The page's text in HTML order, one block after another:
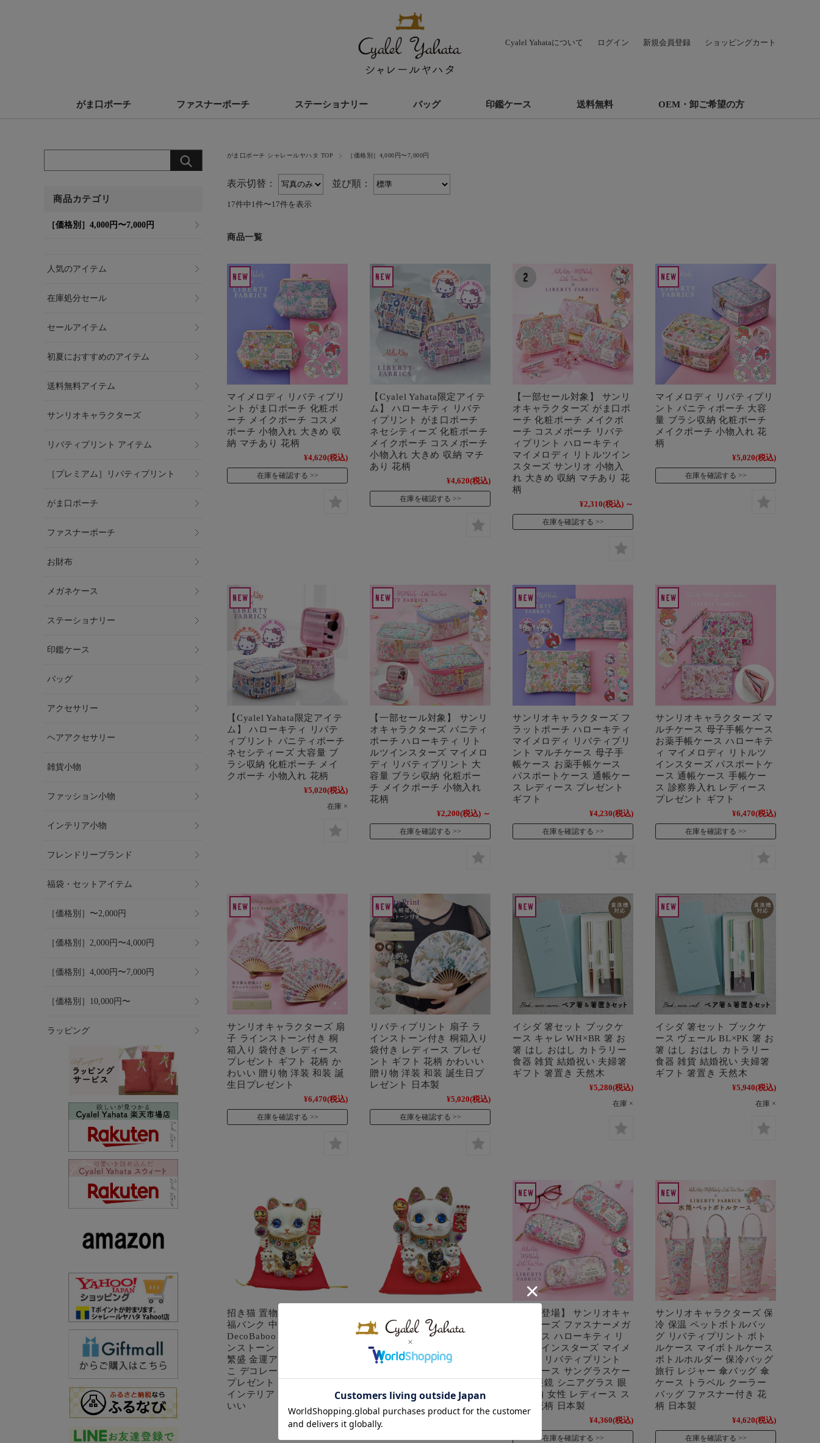
Cyalel Yahataについて ログイン 新規会員登録 ショッピングカート
がま口ポーチ ファスナーポーチ ステーショナリー バッグ 印鑑ケース 送料無料 OEM・卸ご希望の方
がま口ポーチ シャレールヤハタ TOP ［価格別］4,000円〜7,000円
表示切替： 並び順：
17件中1件〜17件を表示
商品一覧
マイメロディ リバティプリ
ント がま口ポーチ 化粧ポ
ーチ メイクポーチ コスメ
ポーチ 小物入れ 大きめ 収
納 マチあり 花柄
¥4,620(税込)
在庫を確認する
【Cyalel Yahata限定アイテ
ム】 ハローキティ リバテ
ィプリント がま口ポーチ
ネセシティーズ 化粧ポーチ
メイクポーチ コスメポーチ
小物入れ 大きめ 収納 マチ
あり 花柄
¥4,620(税込)
在庫を確認する
【一部セール対象】 サンリ
オキャラクターズ がま口ポ
ーチ 化粧ポーチ メイクポ
ーチ コスメポーチ リバテ
ィプリント ハローキティ
マイメロディ リトルツイン
スターズ サンリオ 小物入
れ 大きめ 収納 マチあり 花
柄
¥2,310(税込) ～
在庫を確認する
マイメロディ リバティプリ
ント バニティポーチ 大容
量 ブラシ収納 化粧ポーチ
メイクポーチ 小物入れ 花
柄
¥5,020(税込)
在庫を確認する
【Cyalel Yahata限定アイテ
ム】 ハローキティ リバテ
ィプリント バニティポーチ
ネセシティーズ 大容量 ブ
ラシ収納 化粧ポーチ メイ
クポーチ 小物入れ 花柄
¥5,020(税込)
在庫 ×
【一部セール対象】 サンリ
オキャラクターズ バニティ
ポーチ ハローキティ リト
ルツインスターズ マイメロ
ディ リバティプリント 大
容量 ブラシ収納 化粧ポー
チ メイクポーチ 小物入れ
花柄
¥2,200(税込) ～
在庫を確認する
サンリオキャラクターズ フ
ラットポーチ ハローキティ
マイメロディ リバティプリ
ント マルチケース 母子手
帳ケース お薬手帳ケース
パスポートケース 通帳ケー
ス レディース プレゼント
ギフト
¥4,230(税込)
在庫を確認する
サンリオキャラクターズ マ
ルチケース 母子手帳ケース
お薬手帳ケース ハローキテ
ィ マイメロディ リトルツ
インスターズ パスポートケ
ース 通帳ケース 手帳ケー
ス 診察券入れ レディース
プレゼント ギフト
¥6,470(税込)
在庫を確認する
サンリオキャラクターズ 扇
子 ラインストーン付き 桐
箱入り 袋付き レディース
プレゼント ギフト 花柄 か
わいい 贈り物 洋装 和装 誕
生日プレゼント
¥6,470(税込)
在庫を確認する
リバティプリント 扇子 ラ
インストーン付き 桐箱入り
袋付き レディース プレゼ
ント ギフト 花柄 かわいい
贈り物 洋装 和装 誕生日プ
レゼント 日本製
¥5,020(税込)
在庫を確認する
イシダ 箸セット ブックケ
ース キャレ WH×BR 箸 お
箸 はし おはし カトラリー
食器 雑貨 結婚祝い 夫婦箸
ギフト 箸置き 天然木
¥5,280(税込)
在庫 ×
イシダ 箸セット ブックケ
ース ヴェール BL×PK 箸 お
箸 はし おはし カトラリー
食器 雑貨 結婚祝い 夫婦箸
ギフト 箸置き 天然木
¥5,940(税込)
在庫 ×
招き猫 置物 貯金箱 親子招
福バンク 中サイズ
DecoBaboo キラキラ ライ
ンストーン 開店祝い 商売
繁盛 金運アップ まねきね
こ デコレーション 贈り物
プレゼント 縁起 猫グッズ
インテリア おしゃれ かわ
いい
¥4,180(税込)
福バンク 大サイズ
DecoBaboo キラキラ ライ
ンストーン 開店祝い 商売
繁盛 金運アップ まねきね
プレゼント 縁起 猫グッズ
インテリア おしゃれ かわ
いい
【新柄登場】 サンリオキャ
ラクターズ ファスナーメガ
ネケース ハローキティ リ
トルツインスターズ マイメ
ロディ リバティプリント
眼鏡ケース サングラスケー
ス 老眼鏡 シニアグラス 眼
鏡 収納 女性 レディース ス
リム 花柄 日本製
¥4,360(税込)
在庫を確認する
サンリオキャラクターズ 保
冷 保温 ペットボトルバッ
グ リバティプリント ボト
ルケース マイボトルケース
ボトルホルダー 保冷バッグ
旅行 レジャー 傘バッグ 傘
ケース トラベル クーラー
バッグ ファスナー付き 花
柄 日本製
¥4,620(税込)
在庫を確認する
商品カテゴリ
［価格別］4,000円〜7,000円
人気のアイテム
在庫処分セール
セールアイテム
初夏におすすめのアイテム
送料無料アイテム
サンリオキャラクターズ
リバティプリント アイテム
［プレミアム］リバティプリント
がま口ポーチ
ファスナーポーチ
お財布
メガネケース
ステーショナリー
印鑑ケース
バッグ
アクセサリー
ヘアアクセサリー
雑貨小物
ファッション小物
インテリア小物
フレンドリーブランド
福袋・セットアイテム
［価格別］〜2,000円
［価格別］2,000円〜4,000円
［価格別］4,000円〜7,000円
［価格別］10,000円〜
ラッピング